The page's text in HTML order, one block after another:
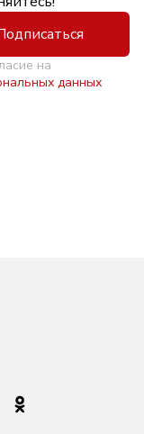
на
данных